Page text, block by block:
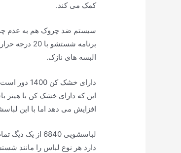
کمک می کند.
سیستم ضد چروک هم به عدم
برنامه
البسه های نازک.
افزایش می دهد اما با این لباسشویی می توانید تا
دارد هر نوع لباس را مانند